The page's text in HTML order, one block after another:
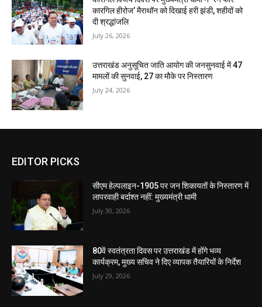
कारगिल हीरोज’ मैराथॉन को दिखाई हरी झंडी, शहीदों को
दी श्रद्धांजलि
July 26, 2026
उत्तराखंड अनुसूचित जाति आयोग की जनसुनवाई में 47
मामलों की सुनवाई, 27 का मौके पर निस्तारण
July 24, 2026
EDITOR PICKS
सीएम हेल्पलाइन-1905 पर जन शिकायतों के निस्तारण में
लापरवाही बर्दाश्त नहीं: मुख्यमंत्री धामी
July 30, 2026
80वें स्वतंत्रता दिवस पर उत्तराखंड में होंगे भव्य
कार्यक्रम, मुख्य सचिव ने दिए व्यापक तैयारियों के निर्देश
July 29, 2026